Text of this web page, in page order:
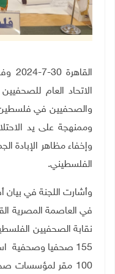
الاتحاد العام
والصحفيين في
وممنهجة على يد
وإخفاء مظاهر الإبادة
الفلسطيني.
وأشارت اللجنة في بيان
في العاصمة المصرية
نقابة الصحفيين
155 صحفيا وصحفية